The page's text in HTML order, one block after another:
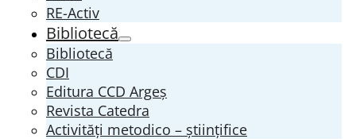
RE-Activ
Bibliotecă
Bibliotecă
CDI
Editura CCD Argeş
Revista Catedra
Activități metodico – științifice